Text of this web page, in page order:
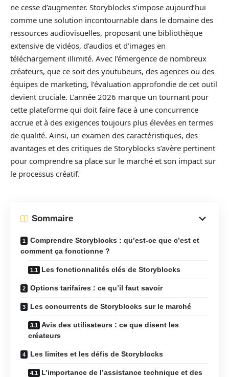
ne cesse d’augmenter. Storyblocks s’impose aujourd’hui
comme une solution incontournable dans le domaine des
ressources audiovisuelles, proposant une bibliothèque
extensive de vidéos, d’audios et d’images en
téléchargement illimité. Avec l’émergence de nombreux
créateurs, que ce soit des youtubeurs, des agences ou des
équipes de marketing, l’évaluation approfondie de cet outil
devient cruciale. L’année 2026 marque un tournant pour
cette plateforme qui doit faire face à une concurrence
accrue et à des exigences toujours plus élevées en termes
de qualité. Ainsi, un examen des caractéristiques, des
avantages et des critiques de Storyblocks s’avère pertinent
pour comprendre sa place sur le marché et son impact sur
le processus créatif.
Sommaire
Comprendre Storyblocks : qu’est-ce que c’est et
comment ça fonctionne ?
Les fonctionnalités clés de Storyblocks
Options tarifaires : ce qu’il faut savoir
Les concurrents de Storyblocks sur le marché
Avis des utilisateurs : ce que disent les
créateurs
Les limites et les défis de Storyblocks
L’importance de l’assistance technique et des